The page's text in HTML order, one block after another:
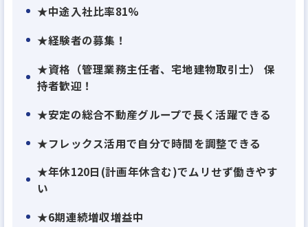
お客様からの”ありがとう”と感謝される、やりがい
★中途入社比率81%
★経験者の募集！
★資格（管理業務主任者、宅地建物取引士） 保
持者歓迎！
★安定の総合不動産グループで長く活躍できる
★フレックス活用で自分で時間を調整できる
★年休120日(計画年休含む)でムリせず働きやす
い
★6期連続増収増益中